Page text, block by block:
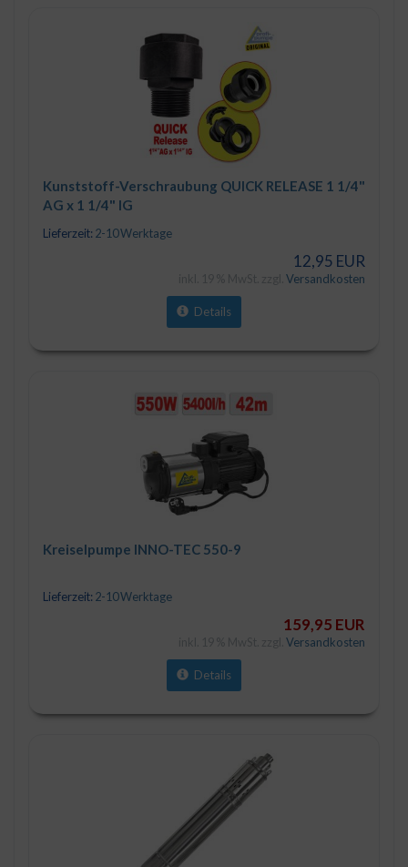
Kunststoff-Verschraubung QUICK RELEASE 1 1/4"
AG x 1 1/4" IG
Lieferzeit: 2-10 Werktage
12,95 EUR
Versandkosten
Details
Kreiselpumpe INNO-TEC 550-9
Lieferzeit: 2-10 Werktage
159,95 EUR
Versandkosten
Details